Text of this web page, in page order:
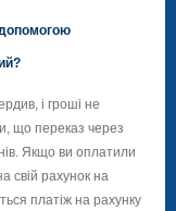
і гроші не
що переказ через
Якщо ви оплатили
свій рахунок на
платіж на рахунку